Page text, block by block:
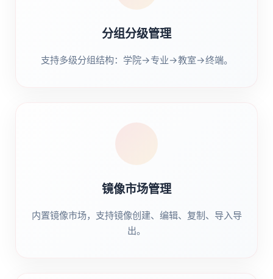
分组分级管理
支持多级分组结构：学院→专业→教室→终端。
镜像市场管理
内置镜像市场，支持镜像创建、编辑、复制、导入导
出。